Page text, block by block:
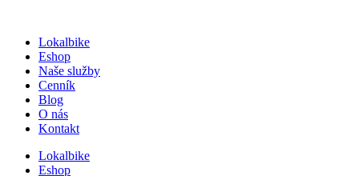
Lokalbike
Eshop
Naše služby
Cenník
Blog
O nás
Kontakt
Lokalbike
Eshop